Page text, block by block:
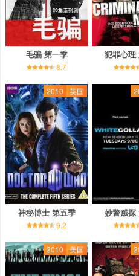
毛骗 第一季
8.7
犯罪心理
2010 英国
神秘博士 第五季
9.2
妙警贼探
2010 美国